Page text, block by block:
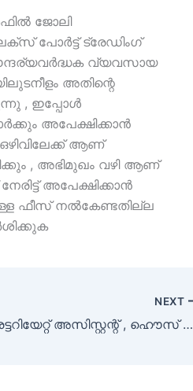
ജോലി
പോർട്ട് ട്രേഡിംഗ്
വ്യവസായ
അതിന്റെ
, ഇപ്പോൾ
അപേക്ഷിക്കാൻ
ആണ്
, അഭിമുഖം വഴി ആണ്
അപേക്ഷിക്കാൻ
ഫീസ് നൽകേണ്ടതില്ല
NEXT
സെക്രട്ടറിയേറ്റ് അസിസ്റ്റന്റ്‌ , ഹൌസ് കീപ്പർ, Steno, തുടങ്ങിയ 295 ഒഴിവുകൾ